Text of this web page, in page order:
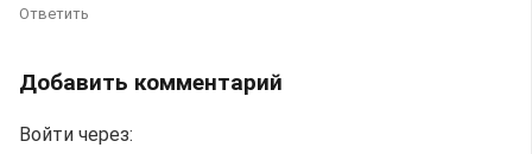
Ответить
Добавить комментарий
Войти через: